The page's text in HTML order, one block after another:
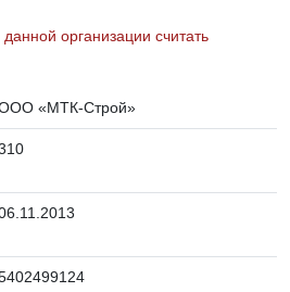
организации считать
«МТК-Строй»